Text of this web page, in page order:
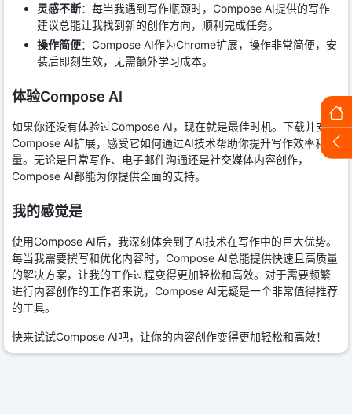
灵感不断：每当我遇到写作瓶颈时，Compose AI提供的写作
建议总能让我找到新的创作方向，顺利完成任务。
操作简便：Compose AI作为Chrome扩展，操作非常简便，安
装后即刻生效，无需额外学习成本。
体验Compose AI
如果你还没有体验过Compose AI，现在就是最佳时机。下载并安装
Compose AI扩展，感受它如何通过AI技术帮助你提升写作效率和质
量。无论是日常写作、电子邮件沟通还是社交媒体内容创作，
Compose AI都能为你提供全面的支持。
我的感觉是
使用Compose AI后，我深刻体会到了AI技术在写作中的巨大优势。
每当我需要撰写和优化内容时，Compose AI总能提供快速且高质量
的解决方案，让我的工作过程变得更加轻松和高效。对于需要频繁
进行内容创作的工作者来说，Compose AI无疑是一个非常值得推荐
的工具。
快来试试Compose AI吧，让你的内容创作变得更加轻松和高效！